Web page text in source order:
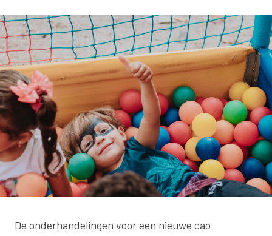
De onderhandelingen voor een nieuwe cao